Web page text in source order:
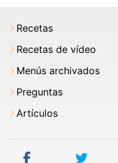
Recetas
Recetas de vídeo
Menús archivados
Preguntas
Artículos
facebook twitter